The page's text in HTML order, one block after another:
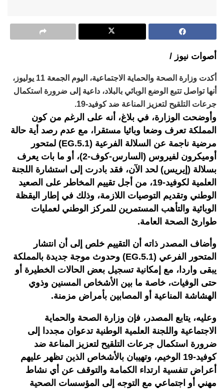
أصوات نيوز /
أكدت وزارة الصحة والحماية الاجتماعية، اليوم الجمعة 11 يوليوز،
أنها تواصل تتبع الوضع الوبائي بالبلاد، داعية إلى ضرورة استكمال
جرعات التلقيح لتعزيز المناعة ضد كوفيد-19.
وأوضحت الوزارة، في بلاغ، أنه على الرغم من كون
المملكة تعرف وضعا وبائيا مستقرا، مع عدم رصد أية حالة
مرضية ناجمة عن السلالة الفرعية (EG.5.1) لمتحور
أوميكرون لفيروس (السارس-كوف-2)، أو ما بات يعرف
بسلالة (إيريس) لحد الآن، فقد بادرت إلى استشارة اللجنة
العلمية لكوفيد-19، من أجل تقييم المخاطر على الصعيد
الوطني وتقديم التوصيات اللازمة، وذلك في إطار اليقظة
الوبائية والتأهب المستمرين للمركز الوطني لعمليات
طوارئ الصحة العامة.
وأضاف المصدر ذاته أن التقييم خلص إلى أن انتشار
المتحور الفرعي (EG.5.1) وحدوث موجة جديدة بالمملكة
يبقى واردا، مع إمكانية تسجيل بعض الحالات الخطيرة أو
حتى الوفيات، خاصة ما بين الأشخاص المسنين وذوي
الهشاشة المناعية أو المصابين بأمراض مزمنة.
وعليه، يتابع المصدر، فإن وزارة الصحة والحماية
الاجتماعية واللجنة العلمية الوطنية تدعوان مجددا إلى
ضرورة استكمال جرعات التلقيح لتعزيز المناعة ضد
كوفيد-19 الوخيم، وتهيبان بالأشخاص الذين تظهر عليهم
أعراض تنفسية ارتداء الكمامة والتوقف عن أي نشاط
مهني أو اجتماعي مع التوجه إلى المؤسسات الصحية